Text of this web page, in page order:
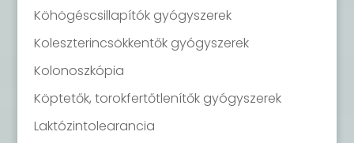
Köhögéscsillapítók gyógyszerek
Koleszterincsökkentők gyógyszerek
Kolonoszkópia
Köptetők, torokfertőtlenítők gyógyszerek
Laktózintolearancia